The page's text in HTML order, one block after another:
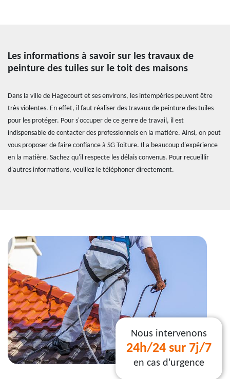
Les informations à savoir sur les travaux de
peinture des tuiles sur le toit des maisons
Dans la ville de Hagecourt et ses environs, les intempéries peuvent être
très violentes. En effet, il faut réaliser des travaux de peinture des tuiles
pour les protéger. Pour s'occuper de ce genre de travail, il est
indispensable de contacter des professionnels en la matière. Ainsi, on peut
vous proposer de faire confiance à SG Toiture. Il a beaucoup d'expérience
en la matière. Sachez qu'il respecte les délais convenus. Pour recueillir
d'autres informations, veuillez le téléphoner directement.
Nous intervenons
24h/24 sur 7j/7
en cas d'urgence